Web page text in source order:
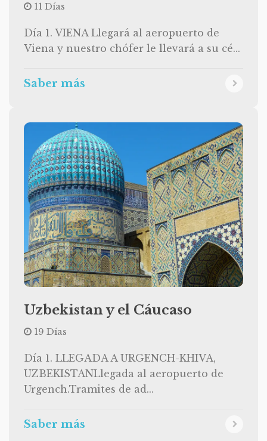
11 Días
Día 1. VIENA Llegará al aeropuerto de
Viena y nuestro chófer le llevará a su cé...
Saber más
Uzbekistan y el Cáucaso
19 Días
Día 1. LLEGADA A URGENCH-KHIVA,
UZBEKISTANLlegada al aeropuerto de
Urgench.Tramites de ad...
Saber más